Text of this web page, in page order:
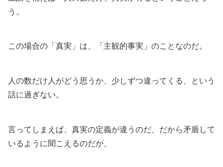
う。
この場合の「真実」は、「主観的事実」のことなのだ。
人の数だけ人がどう思うか、少しずつ違ってくる、という
話に過ぎない。
言ってしまえば、真実の定義が違うのだ、だから矛盾して
いるように聞こえるのだが、